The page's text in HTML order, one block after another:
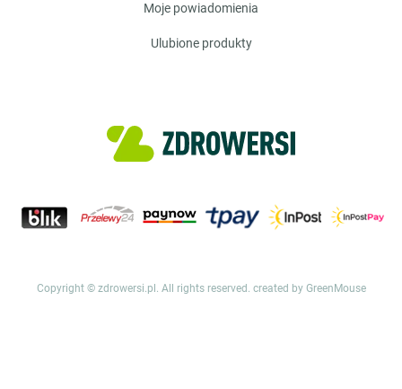
moje powiadomienia
ulubione produkty
Copyright © zdrowersi.pl. All rights reserved. created by GreenMouse